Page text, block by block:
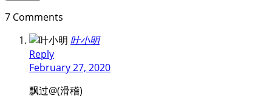
7 Comments
叶小明
Reply
February 27, 2020
飘过@(滑稽)